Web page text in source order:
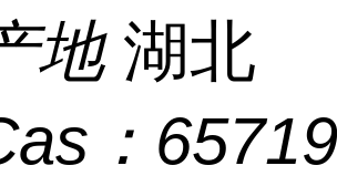
地 湖北
：